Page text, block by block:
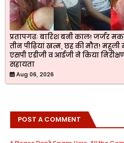
प्रतापगढः बारिश बनी काल! जर्जर
तीन पीढ़ियां खत्म, छह की मौत!
एसपी एडीजी व आईजी ने किया
सहायता
Aug 06, 2026
POST A COMMENT